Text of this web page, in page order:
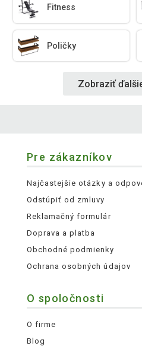
Fitness
Poličky
Zobraziť
Pre zákazníkov
Najčastejšie otázky a
Odstúpiť od zmluvy
Reklamačný formulár
Doprava a platba
Obchodné podmienky
Ochrana osobných údajov
O spoločnosti
O firme
Blog